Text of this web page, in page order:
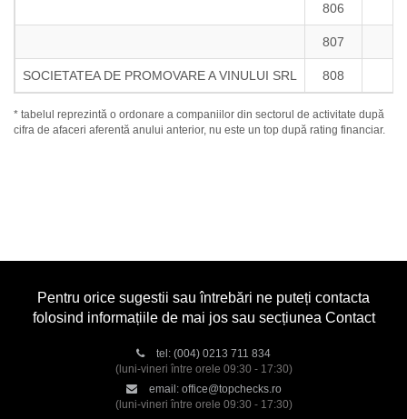
806
807
SOCIETATEA DE PROMOVARE A VINULUI SRL 808
* tabelul reprezintă o ordonare a companiilor din sectorul de activitate după
cifra de afaceri aferentă anului anterior, nu este un top după rating financiar.
Pentru orice sugestii sau întrebări ne puteți contacta
folosind informațiile de mai jos sau secțiunea Contact
tel: (004) 0213 711 834
(luni-vineri între orele 09:30 - 17:30)
email: office@topchecks.ro
(luni-vineri între orele 09:30 - 17:30)